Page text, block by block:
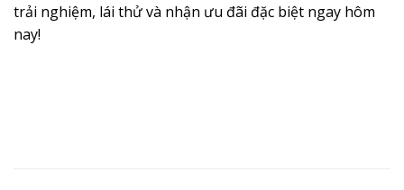
trải nghiệm, lái thử và nhận ưu đãi đặc biệt ngay hôm
nay!